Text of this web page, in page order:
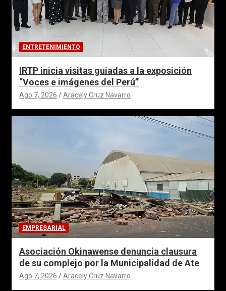
ENTRETENIMIENTO
IRTP inicia visitas guiadas a la exposición
“Voces e imágenes del Perú”
Ago 7, 2026 Aracely Cruz Navarro
EMPRESARIAL
Asociación Okinawense denuncia clausura
de su complejo por la Municipalidad de Ate
Ago 7, 2026 Aracely Cruz Navarro